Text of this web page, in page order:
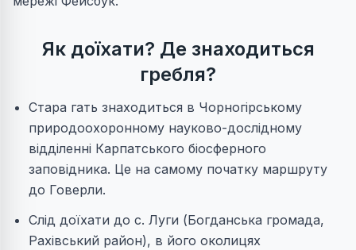
Як доїхати? Де знаходиться
гребля?
Стара гать знаходиться в Чорногірському
природоохоронному науково-дослідному
відділенні Карпатського біосферного
заповідника. Це на самому початку маршруту
до Говерли.
Слід доїхати до с. Луги (Богданська громада,
Рахівський район), в його околицях